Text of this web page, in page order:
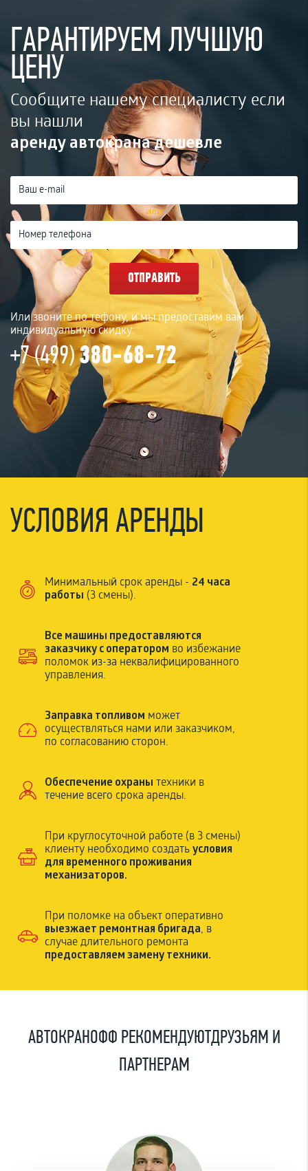
ГАРАНТИРУЕМ ЛУЧШУЮ
ЦЕНУ
Сообщите нашему специалисту если
вы нашли
аренду автокрана дешевле
или
ОТПРАВИТЬ
Или звоните по тефону, и мы предоставим вам
индивидуальную скидку:
+7 (499)380-68-72
УСЛОВИЯ АРЕНДЫ
Минимальный срок аренды - 24 часа
работы (3 смены).
Все машины предоставляются
заказчику с оператором во избежание
поломок из-за неквалифицированного
управления.
Заправка топливом может
осуществляться нами или заказчиком,
по согласованию сторон.
Обеспечение охраны техники в
течение всего срока аренды.
При круглосуточной работе (в 3 смены)
клиенту необходимо создать условия
для временного проживания
механизаторов.
При поломке на объект оперативно
выезжает ремонтная бригада, в
случае длительного ремонта
предоставляем замену техники.
АВТОКРАНОФФ РЕКОМЕНДУЮТДРУЗЬЯМ И
ПАРТНЕРАМ